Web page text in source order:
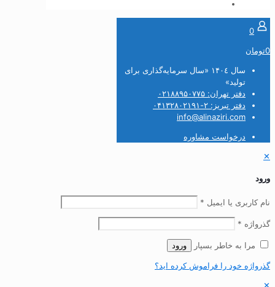
0
0تومان
سال ۱۴۰٤ «سال سرمایه‌گذاری برای
تولید»
دفتر تهران: ۰۲۱۸۸۹۵۰۷۷۵
دفتر تبریز: ۲-۰۴۱۳۲۸۰۲۱۹۱
info@alinaziri.com
درخواست مشاوره
✕
ورود
نام کاربری یا ایمیل *
گذرواژه *
مرا به خاطر بسپار ورود
گذرواژه خود را فراموش کرده اید؟
✕